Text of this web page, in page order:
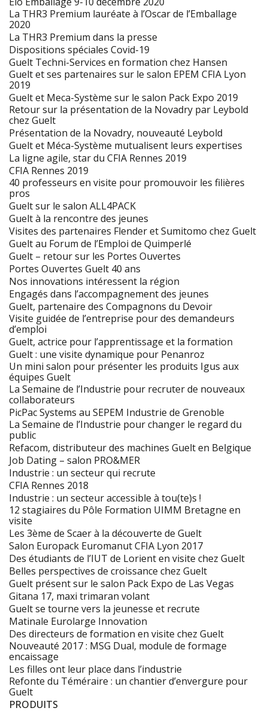
La THR3 Premium lauréate à l’Oscar de l’Emballage
2020
La THR3 Premium dans la presse
Dispositions spéciales Covid-19
Guelt Techni-Services en formation chez Hansen
Guelt et ses partenaires sur le salon EPEM CFIA Lyon
2019
Guelt et Meca-Système sur le salon Pack Expo 2019
Retour sur la présentation de la Novadry par Leybold
chez Guelt
Présentation de la Novadry, nouveauté Leybold
Guelt et Méca-Système mutualisent leurs expertises
La ligne agile, star du CFIA Rennes 2019
CFIA Rennes 2019
40 professeurs en visite pour promouvoir les filières
pros
Guelt sur le salon ALL4PACK
Guelt à la rencontre des jeunes
Visites des partenaires Flender et Sumitomo chez Guelt
Guelt au Forum de l’Emploi de Quimperlé
Guelt – retour sur les Portes Ouvertes
Portes Ouvertes Guelt 40 ans
Nos innovations intéressent la région
Engagés dans l’accompagnement des jeunes
Guelt, partenaire des Compagnons du Devoir
Visite guidée de l’entreprise pour des demandeurs
d’emploi
Guelt, actrice pour l’apprentissage et la formation
Guelt : une visite dynamique pour Penanroz
Un mini salon pour présenter les produits Igus aux
équipes Guelt
La Semaine de l’Industrie pour recruter de nouveaux
collaborateurs
PicPac Systems au SEPEM Industrie de Grenoble
La Semaine de l’Industrie pour changer le regard du
public
Refacom, distributeur des machines Guelt en Belgique
Job Dating – salon PRO&MER
Industrie : un secteur qui recrute
CFIA Rennes 2018
Industrie : un secteur accessible à tou(te)s !
12 stagiaires du Pôle Formation UIMM Bretagne en
visite
Les 3ème de Scaer à la découverte de Guelt
Salon Europack Euromanut CFIA Lyon 2017
Des étudiants de l’IUT de Lorient en visite chez Guelt
Belles perspectives de croissance chez Guelt
Guelt présent sur le salon Pack Expo de Las Vegas
Gitana 17, maxi trimaran volant
Guelt se tourne vers la jeunesse et recrute
Matinale Eurolarge Innovation
Des directeurs de formation en visite chez Guelt
Nouveauté 2017 : MSG Dual, module de formage
encaissage
Les filles ont leur place dans l’industrie
Refonte du Téméraire : un chantier d’envergure pour
Guelt
PRODUITS